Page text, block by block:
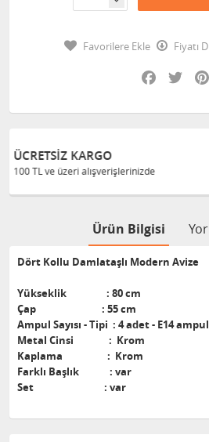
Favorilere Ekle
Fiyatı
Facebook
Ürün Bilgisi
Dört Kollu Damlataşlı Modern Avize
Yükseklik : 80 cm
Çap : 55 cm
Ampul Sayısı - Tipi : 4 adet - E14
Metal Cinsi : Krom
Kaplama : Krom
Farklı Başlık : var
Set : var